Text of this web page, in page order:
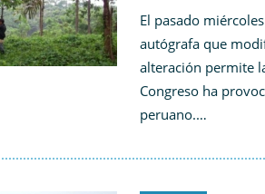
El pasado
autógrafa que
alteración permite
Congreso ha
peruano.…